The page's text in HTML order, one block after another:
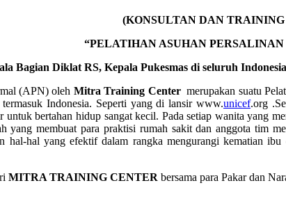
(KONSULTAN DAN
“PELATIHAN ASUHAN
Bagian Diklat RS, Kepala Pukesmas di seluruh Indonesia
(APN) oleh Mitra Training Centermerupakan suatu
Indonesia. Seperti yang di lansir www.unicef.org
bertahan hidup sangat kecil. Pada setiap wanita yang
membuat para praktisi rumah sakit dan anggota tim
hal-hal yang efektif dalam rangka mengurangi kematian
MITRA TRAINING CENTER bersama para Pakar dan